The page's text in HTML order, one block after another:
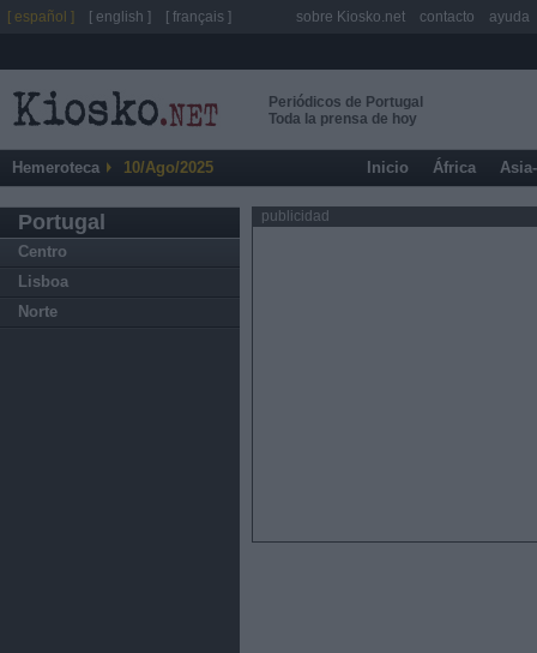
Periódicos de Portugal
Toda la prensa de hoy
Hemeroteca 10/Ago/2025 Inicio África
Portugal
Centro
Lisboa
Norte
publicidad
[ español ] [ english ] [ français ] sobre Kiosko.net contacto ayuda